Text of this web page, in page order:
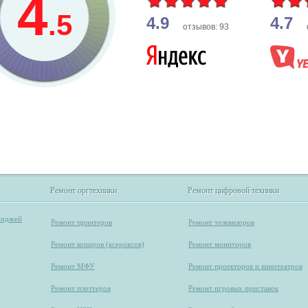
4.5 4.9 отзывов: 93 4.7
Ремонт оргтехники
Ремонт оргтехники Ремонт цифровой техники
Ремонт цифровой техники
Ремонт принтеров
Ремонт копиров (ксероксов)
Ремонт МФУ
Ремонт плоттеров
Ремонт телевизоров
Ремонт мониторов
Ремонт проекторов и кинотеатров
Ремонт игровых приставок